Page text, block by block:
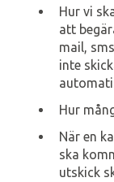
Hur vi
att
mail,
inte
Hur
När en
ska
utskick